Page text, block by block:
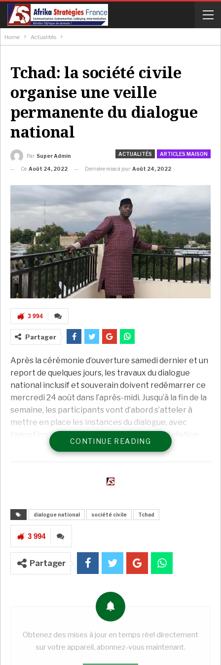
Home Actualités
Tchad: la société civile
organise une veille
permanente du dialogue
national
ACTUALITÉS ARTICLES MAISON
Par Super Admin
Ce Août 24, 2022 Dernière mise à jour Août 24, 2022
3 994
Partager
Après la cérémonie d’ouverture samedi dernier et un
report de quelques jours, les travaux du dialogue
national inclusif et souverain doivent redémarrer ce
mercredi 24 août dans l’après-midi. Jusqu’à la fin de la
semaine, les participants vont d’abord s’atteler à
mettre en place les instances du dialogue, avec
l’adoption d’un règlement intérieur et l’installation
d’un présidium. Parmi les quelque 1 400 participants,
on compte des organisations de la société civile. Elles
veille permanente de ce dialogue, afin de faire
suite de la transition.
A LIRE AUSSI
Tchad: l’agence judiciaire de l’État se
constitue partie…
Super Admin Mai 25, 2025
Tchad: le journaliste Olivier Monodji
auditionné par un juge…
Mar 25, 2025
Tchad: ce que l’on sait au lendemain de
l’attaque du palais…
CONTINUE READING
dialogue national société civile Tchad
3 994
Partager
Obtenez des mises à jour en temps réel directement
sur votre appareil, abonnez-vous maintenant.